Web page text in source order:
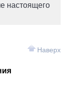
настоящего
Наверх